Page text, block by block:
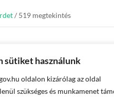
sütiket használunk
oldalon kizárólag az oldal
szükséges és munkamenet
/ 519 megtekintés